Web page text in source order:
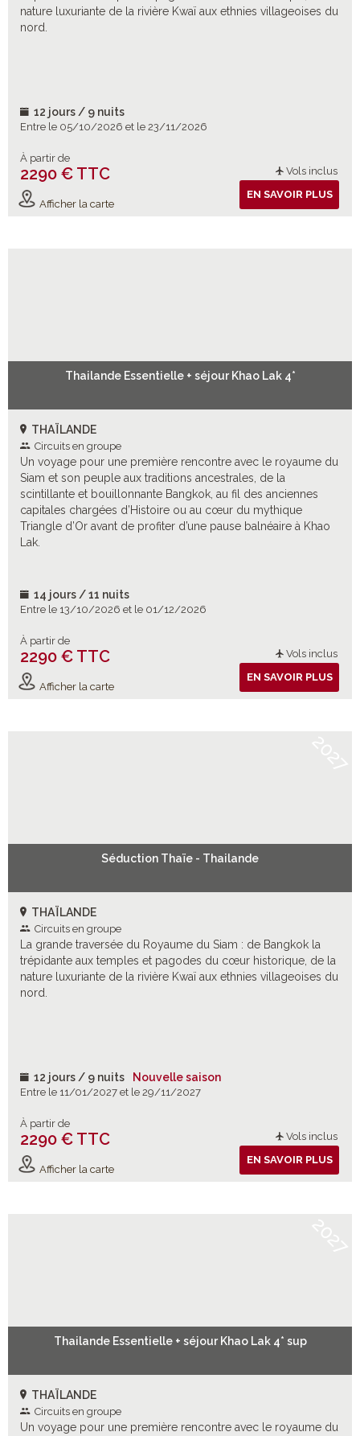
nature luxuriante de la rivière Kwaï aux ethnies villageoises du
nord.
12 jours / 9 nuits
Entre le 05/10/2026 et le 23/11/2026
À partir de
2290 € TTC Vols inclus
Afficher la carte
EN SAVOIR PLUS
Thailande Essentielle + séjour Khao Lak 4*
THAÏLANDE
Circuits en groupe
Un voyage pour une première rencontre avec le royaume du
Siam et son peuple aux traditions ancestrales, de la
scintillante et bouillonnante Bangkok, au fil des anciennes
capitales chargées d’Histoire ou au cœur du mythique
Triangle d’Or avant de profiter d’une pause balnéaire à Khao
Lak.
14 jours / 11 nuits
Entre le 13/10/2026 et le 01/12/2026
À partir de
2290 € TTC Vols inclus
Afficher la carte
EN SAVOIR PLUS
Séduction Thaïe - Thailande
THAÏLANDE
Circuits en groupe
La grande traversée du Royaume du Siam : de Bangkok la
trépidante aux temples et pagodes du cœur historique, de la
nature luxuriante de la rivière Kwaï aux ethnies villageoises du
nord.
12 jours / 9 nuits Nouvelle saison
Entre le 11/01/2027 et le 29/11/2027
À partir de
2290 € TTC Vols inclus
Afficher la carte
EN SAVOIR PLUS
Thailande Essentielle + séjour Khao Lak 4* sup
THAÏLANDE
Circuits en groupe
Un voyage pour une première rencontre avec le royaume du